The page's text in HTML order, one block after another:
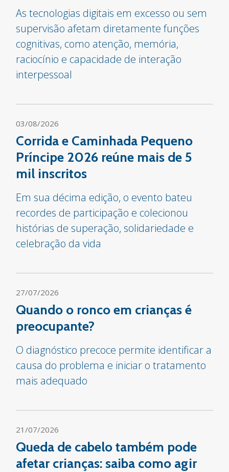
As tecnologias digitais em excesso ou sem
supervisão afetam diretamente funções
cognitivas, como atenção, memória,
raciocínio e capacidade de interação
interpessoal
03/08/2026
Corrida e Caminhada Pequeno
Príncipe 2026 reúne mais de 5
mil inscritos
Em sua décima edição, o evento bateu
recordes de participação e colecionou
histórias de superação, solidariedade e
celebração da vida
27/07/2026
Quando o ronco em crianças é
preocupante?
O diagnóstico precoce permite identificar a
causa do problema e iniciar o tratamento
mais adequado
21/07/2026
Queda de cabelo também pode
afetar crianças: saiba como agir